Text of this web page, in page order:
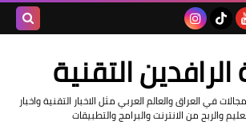
التقنية
في العراق والعالم العربي مثل الاخبار التقنية واخبار
والربح من الانترنت والبرامج والتطبيقات